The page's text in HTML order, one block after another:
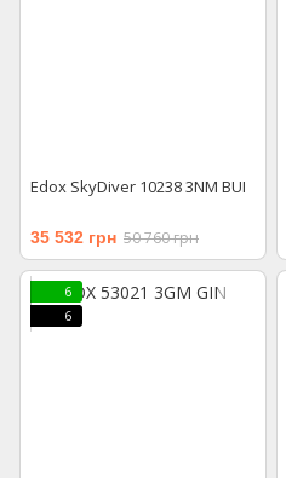
Edox SkyDiver 10238 3NM BUI
35 532 грн 50 760 грн
6
6